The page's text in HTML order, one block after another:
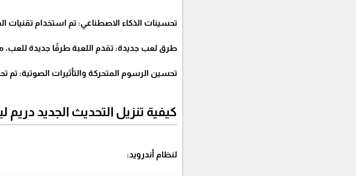
تحسينات الذكاء الاصطناعي: تم استخدام تقنيات
طرق لعب جديدة: تقدم اللعبة طرقًا جديدة للعب،
تحسين الرسوم المتحركة والتأثيرات الصوتية: تم
كيفية تنزيل التحديث الجديد دريم ليج
لنظام أندرويد: